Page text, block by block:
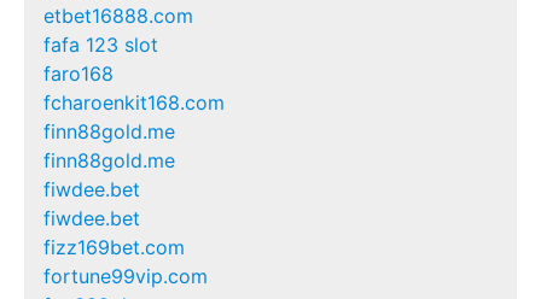
etbet16888.com
fafa 123 slot
faro168
fcharoenkit168.com
finn88gold.me
finn88gold.me
fiwdee.bet
fiwdee.bet
fizz169bet.com
fortune99vip.com